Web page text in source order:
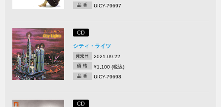
品 番 UICY-79697
CD
シティ・ライツ
発売日 2021.09.22
価 格 ¥1,100 (税込)
品 番 UICY-79698
CD